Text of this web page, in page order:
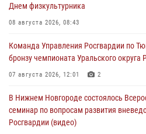
Днем физкультурника
08 августа 2026, 08:43
Команда Управления Росгвардии по
бронзу чемпионата Уральского округа
07 августа 2026, 12:01 2
В Нижнем Новгороде состоялось
семинар по вопросам развития
Росгвардии (видео)